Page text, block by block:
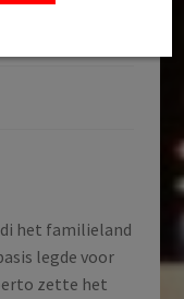
het familieland
legde voor
zette het